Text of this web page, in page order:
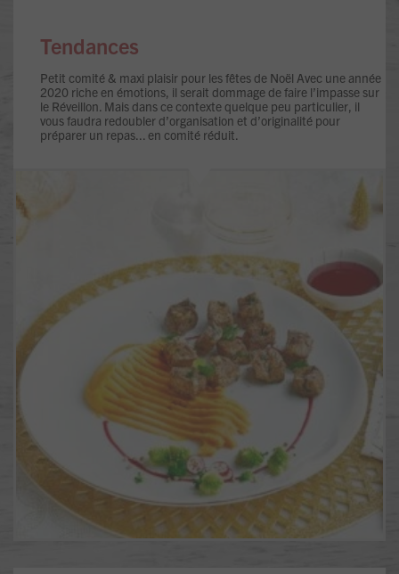
Tendances
Petit comité & maxi plaisir pour les fêtes de Noël Avec une année
2020 riche en émotions, il serait dommage de faire l’impasse sur
le Réveillon. Mais dans ce contexte quelque peu particulier, il
vous faudra redoubler d’organisation et d’originalité pour
préparer un repas... en comité réduit.